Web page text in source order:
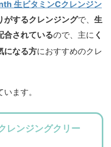
生ビタミンCクレンジン
がするクレンジングで、 生
合されているので、主に く
になる方におすすめのクレ
ます。
レンジングクリー